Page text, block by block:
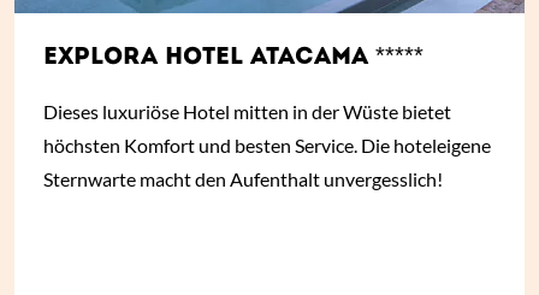
EXPLORA HOTEL ATACAMA *****
Dieses luxuriöse Hotel mitten in der Wüste bietet
höchsten Komfort und besten Service. Die hoteleigene
Sternwarte macht den Aufenthalt unvergesslich!